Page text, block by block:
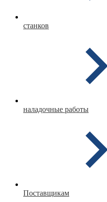
станков
наладочные работы
Поставщикам